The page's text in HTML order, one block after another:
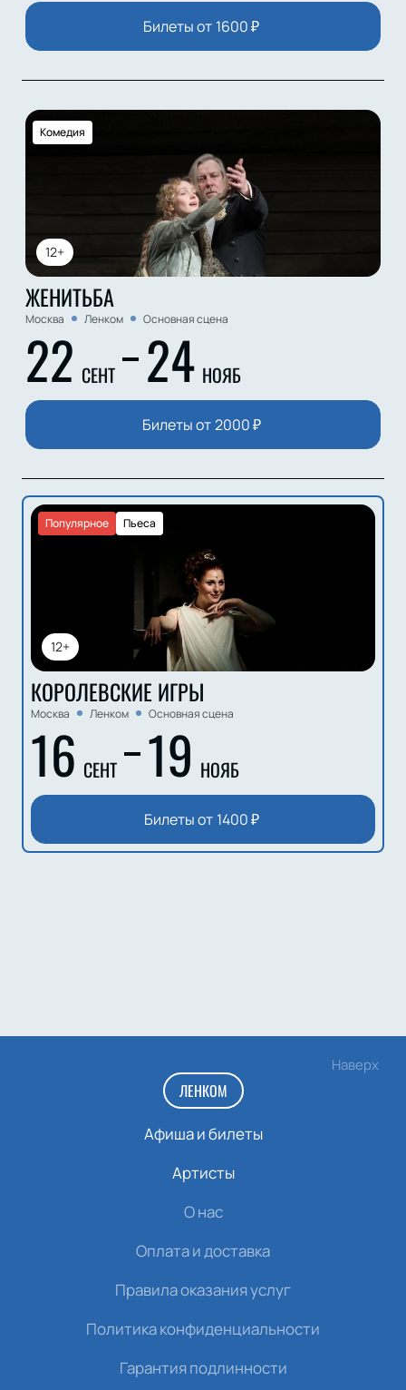
Билеты от 1600₽
12+
Комедия
ЖЕНИТЬБА
Москва Ленком Основная сцена
22 СЕНТ 24 НОЯБ
Билеты от 2000₽
12+
Пьеса
Популярное
КОРОЛЕВСКИЕ ИГРЫ
Москва Ленком Основная сцена
16 СЕНТ 19 НОЯБ
Билеты от 1400₽
Наверх
ЛЕНКОМ
Афиша и билеты
Артисты
О нас
Оплата и доставка
Правила оказания услуг
Политика конфиденциальности
Гарантия подлинности